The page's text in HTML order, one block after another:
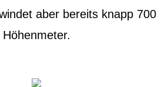
aber bereits knapp 700
Höhenmeter.